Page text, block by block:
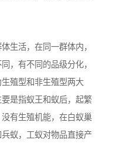
生活，在同一群体内，
，有不同的品级分化，
殖型和非生殖型两大
是指蚁王和蚁后，起繁
有生殖机能，在白蚁巢
蚁，工蚁对物品直接产